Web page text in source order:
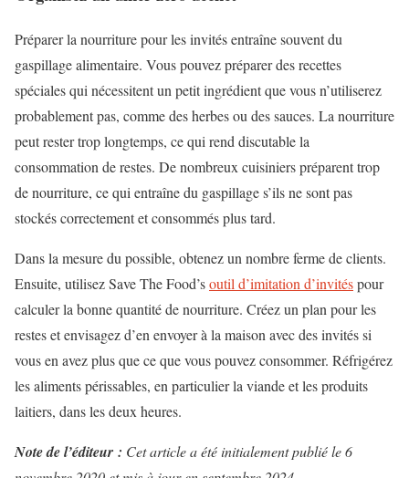
Préparer la nourriture pour les invités entraîne souvent du
gaspillage alimentaire. Vous pouvez préparer des recettes
spéciales qui nécessitent un petit ingrédient que vous n’utiliserez
probablement pas, comme des herbes ou des sauces. La nourriture
peut rester trop longtemps, ce qui rend discutable la
consommation de restes. De nombreux cuisiniers préparent trop
de nourriture, ce qui entraîne du gaspillage s’ils ne sont pas
stockés correctement et consommés plus tard.
Dans la mesure du possible, obtenez un nombre ferme de clients.
Ensuite, utilisez Save The Food’soutil d’imitation d’invitéspour
calculer la bonne quantité de nourriture. Créez un plan pour les
restes et envisagez d’en envoyer à la maison avec des invités si
vous en avez plus que ce que vous pouvez consommer. Réfrigérez
les aliments périssables, en particulier la viande et les produits
laitiers, dans les deux heures.
Note de l’éditeur : Cet article a été initialement publié le 6